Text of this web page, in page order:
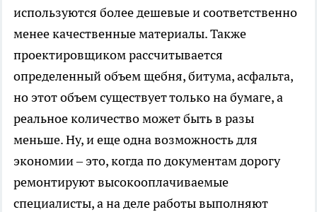
используются более дешевые и соответственно
менее качественные материалы. Также
проектировщиком рассчитывается
определенный объем щебня, битума, асфальта,
но этот объем существует только на бумаге, а
реальное количество может быть в разы
меньше. Ну, и еще одна возможность для
экономии – это, когда по документам дорогу
ремонтируют высокооплачиваемые
специалисты, а на деле работы выполняют